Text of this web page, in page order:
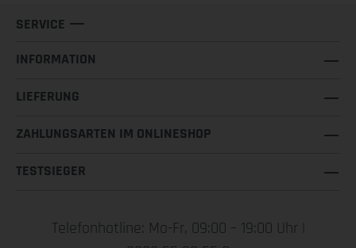
SERVICE
INFORMATION
LIEFERUNG
ZAHLUNGSARTEN IM ONLINESHOP
TESTSIEGER
Telefonhotline: Mo-Fr, 09:00 – 19:00 Uhr |